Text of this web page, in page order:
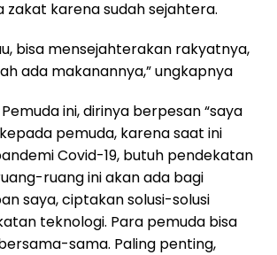
zakat karena sudah sejahtera.
bisa mensejahterakan rakyatnya,
ada makanannya,” ungkapnya
ini, dirinya berpesan “saya
pemuda, karena saat ini
Covid-19, butuh pendekatan
ruang ini akan ada bagi
saya, ciptakan solusi-solusi
teknologi. Para pemuda bisa
sama. Paling penting,